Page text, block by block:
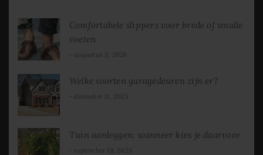
Comfortabele slippers voor brede of smalle
voeten
augustus 5, 2026
Welke soorten garagedeuren zijn er?
december 11, 2025
Tuin aanleggen: wanneer kies je daarvoor
september 19, 2025